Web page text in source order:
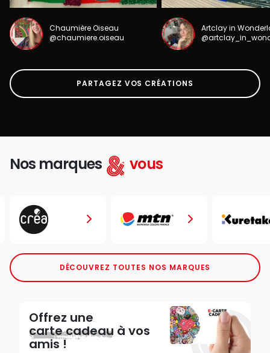
Chaumière Oiseau
@chaumiere.oiseau
Artclay in
PARTAGEZ VOS CRÉATIONS
Nos marques vous
DÉCOUVREZ TOUTES NOS MARQUES
Offrez une
carte cadeau à vos
amis !